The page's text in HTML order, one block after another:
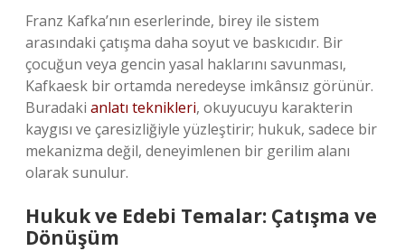
Franz Kafka’nın eserlerinde, birey ile sistem
arasındaki çatışma daha soyut ve baskıcıdır. Bir
çocuğun veya gencin yasal haklarını savunması,
Kafkaesk bir ortamda neredeyse imkânsız görünür.
Buradaki anlatı teknikleri, okuyucuyu karakterin
kaygısı ve çaresizliğiyle yüzleştirir; hukuk, sadece bir
mekanizma değil, deneyimlenen bir gerilim alanı
olarak sunulur.
Hukuk ve Edebi Temalar: Çatışma ve
Dönüşüm